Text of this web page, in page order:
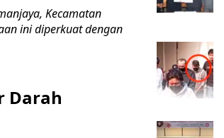
Kecamatan
ini diperkuat dengan
Darah